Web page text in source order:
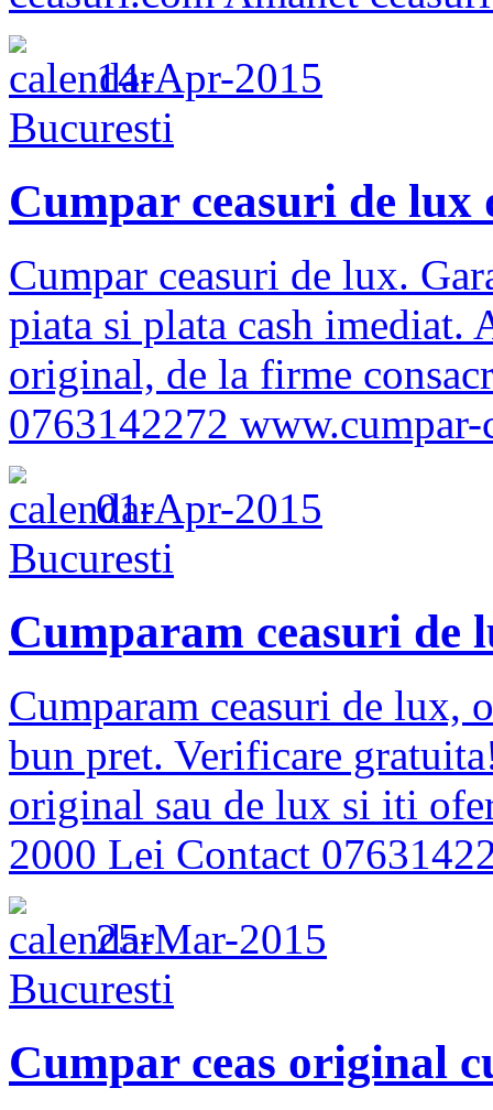
14-Apr-2015
Bucuresti
Cumpar ceasuri de lux
Cumpar ceasuri de lux.
piata si plata cash imediat.
original, de la firme
0763142272 www.cumpar-
01-Apr-2015
Bucuresti
Cumparam ceasuri de
Cumparam ceasuri de lux,
bun pret. Verificare
original sau de lux si iti
2000 Lei Contact
25-Mar-2015
Bucuresti
Cumpar ceas original